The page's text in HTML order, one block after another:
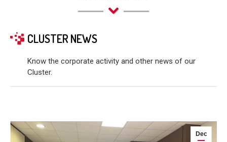
CLUSTER NEWS
Know the corporate activity and other news of our
Cluster.
Dec